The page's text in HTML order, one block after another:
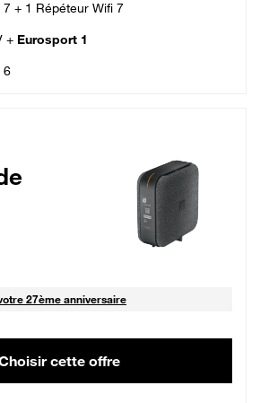
+ 1 Répéteur Wifi 7
+ Eurosport 1
6
Fibre_18_26
0 mois puis 49,99 € par mois, Sans engagement
27ème anniversaire
cette offre